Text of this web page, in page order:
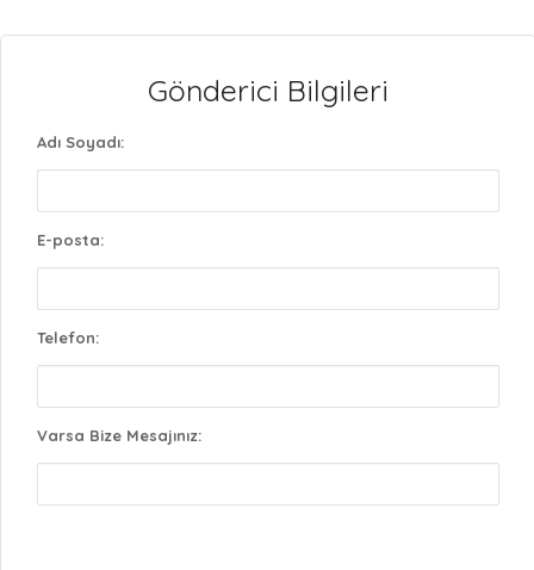
Gönderici Bilgileri
Adı Soyadı:
E-posta:
Telefon:
Varsa Bize Mesajınız: